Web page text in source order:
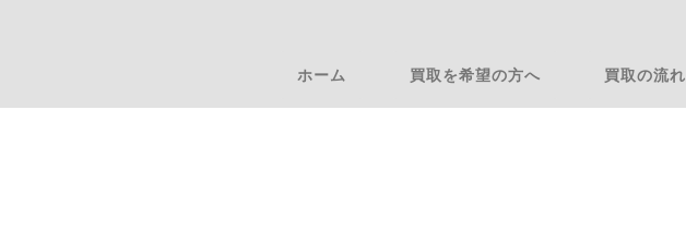
ホーム 買取を希望の方へ 買取の流れ